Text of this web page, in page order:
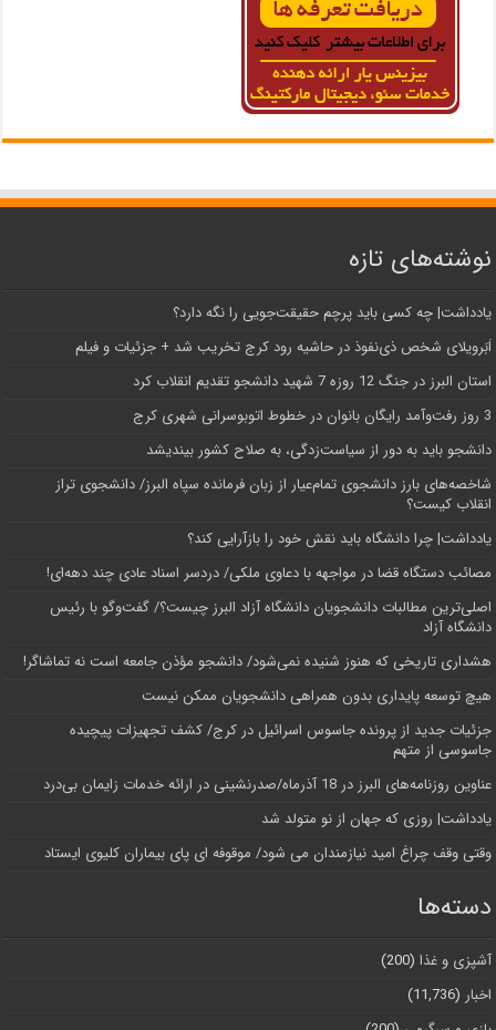
نوشته‌های تازه
یادداشت| ‌چه کسی باید پرچم حقیقت‌جویی را نگه دارد؟
اَبَر‌ویلای شخص ذی‌نفوذ در حاشیه‌ رود کرج تخریب شد + جزئیات و فیلم
استان البرز در جنگ 12 روزه 7 شهید دانشجو تقدیم انقلاب کرد
3 روز رفت‌وآمد رایگان بانوان در خطوط اتوبوسرانی شهری کرج
دانشجو باید به دور از سیاست‌زدگی، به صلاح کشور بیندیشد
شاخصه‌های بارز دانشجوی تمام‌عیار از زبان فرمانده سپاه البرز/ دانشجوی تراز
انقلاب کیست؟
یادداشت| چرا دانشگاه باید نقش خود را بازآرایی کند؟
مصائب دستگاه قضا در مواجهه با دعاوی ملکی/ دردسر اسناد عادی چند‌ دهه‌ای!
اصلی‌ترین مطالبات دانشجویان دانشگاه آزاد البرز چیست؟/ گفت‌وگو با رئیس
دانشگاه آز‌اد
هشداری تاریخی که هنوز شنیده نمی‌شود/ دانشجو مؤذن جامعه است نه تماشاگر!
هیچ توسعه پایداری بدون همراهی دانشجویان ممکن نیست
جزئیات جدید از پرونده جاسوس اسرائیل در کرج/‌ کشف تجهیزات پیچیده
جاسوسی از متهم
عناوین روزنامه‌های البرز در ‌18 آذرماه/صدرنشینی در ارائه خدمات زایمان بی‌درد
یادداشت| روزی که جهان از نو متولد شد
وقتی وقف چراغ امید نیازمندان می شود/ موقوفه ای پای بیماران کلیوی ایستاد
دسته‌ها
آشپزی و غذا (200)
اخبار (11,736)